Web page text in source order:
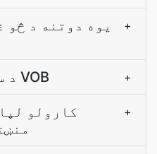
+
:د سريز نښانونه ساتل VOB +
+